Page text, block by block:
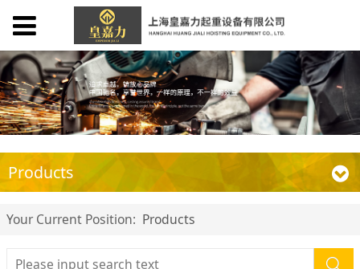
Products
Your Current Position: Products